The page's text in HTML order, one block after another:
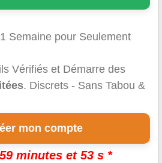
Semaine pour Seulement
Vérifiés et Démarre des
. Discrets - Sans Tabou &
mon compte
minutes et 53 s *